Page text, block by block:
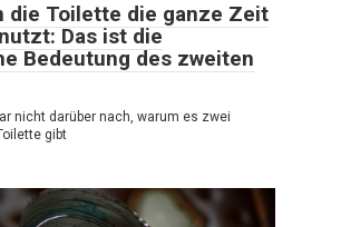
die Toilette die ganze Zeit
Das ist die
Bedeutung des zweiten
nicht darüber nach, warum es zwei
gibt